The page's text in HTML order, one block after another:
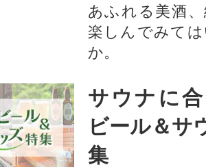
あふれる美酒
楽しんでみて
か。
サウナに
ビール＆サ
集